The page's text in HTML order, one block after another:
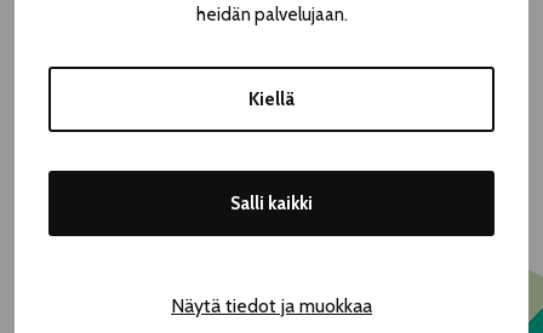
heidän palvelujaan.
Kiellä
Salli kaikki
Näytä tiedot ja muokkaa
LAIKUNLAVA